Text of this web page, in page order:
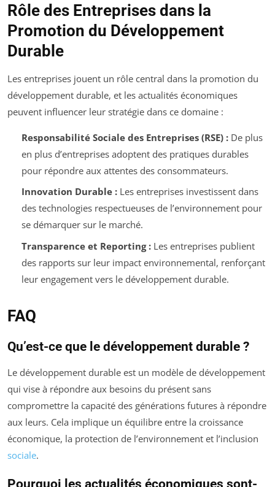
Rôle des Entreprises dans la
Promotion du Développement
Durable
Les entreprises jouent un rôle central dans la promotion du
développement durable, et les actualités économiques
peuvent influencer leur stratégie dans ce domaine :
Responsabilité Sociale des Entreprises (RSE) :De plus
en plus d’entreprises adoptent des pratiques durables
pour répondre aux attentes des consommateurs.
Innovation Durable :Les entreprises investissent dans
des technologies respectueuses de l’environnement pour
se démarquer sur le marché.
Transparence et Reporting :Les entreprises publient
des rapports sur leur impact environnemental, renforçant
leur engagement vers le développement durable.
FAQ
Qu’est-ce que le développement durable ?
Le développement durable est un modèle de développement
qui vise à répondre aux besoins du présent sans
compromettre la capacité des générations futures à répondre
aux leurs. Cela implique un équilibre entre la croissance
économique, la protection de l’environnement et l’inclusion
sociale.
Pourquoi les actualités économiques sont-